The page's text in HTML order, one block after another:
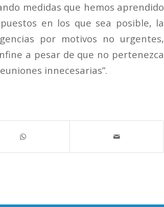
medidas que hemos aprendido
en los que sea posible, la
por motivos no urgentes,
a pesar de que no pertenezca
innecesarias”.